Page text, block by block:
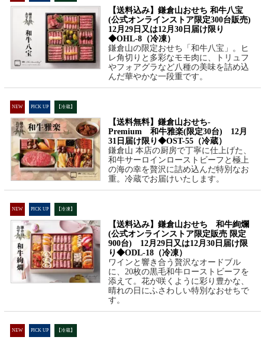
【送料込み】鎌倉山おせち 和牛八宝
(公式オンラインストア限定300台販売)
12月29日又は12月30日届け限り
◆OHL-8（冷凍）
鎌倉山の限定おせち「和牛八宝」。ヒ
レ角切りと多彩なモモ肉に、トリュフ
やフォアグラなど八種の美味を詰め込
んだ華やかな一段重です。
NEW PICK UP 【冷蔵】
【送料無料】鎌倉山おせち-
Premium 和牛雅楽(限定30台) 12月
31日届け限り◆OST-55（冷蔵）
鎌倉山 本店の厨房で丁寧に仕上げた、
和牛サーロインローストビーフと極上
の海の幸を贅沢に詰め込んだ特別なお
重。冷蔵でお届けいたします。
NEW PICK UP 【冷凍】
【送料込み】鎌倉山おせち 和牛絢爛
(公式オンラインストア限定販売 限定
900台) 12月29日又は12月30日届け限
り◆ODL-18（冷凍）
ワインと響き合う贅沢なオードブル
に、20枚の黒毛和牛ローストビーフを
添えて。花が咲くように彩り豊かな、
晴れの日にふさわしい特別なおせちで
す。
NEW PICK UP 【冷蔵】